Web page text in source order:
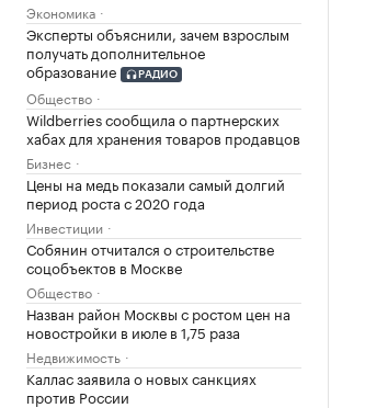
Экономика
Эксперты объяснили, зачем взрослым
получать дополнительное
образование
РАДИО
Общество
Wildberries сообщила о партнерских
хабах для хранения товаров продавцов
Бизнес
Цены на медь показали самый долгий
период роста с 2020 года
Инвестиции
Собянин отчитался о строительстве
соцобъектов в Москве
Общество
Назван район Москвы с ростом цен на
новостройки в июле в 1,75 раза
Недвижимость
Каллас заявила о новых санкциях
против России